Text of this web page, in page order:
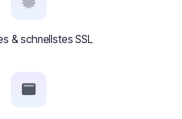
& schnellstes SSL